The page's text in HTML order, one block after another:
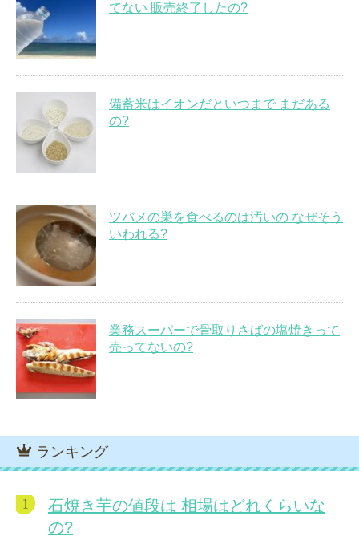
てない 販売終了したの?
備蓄米はイオンだといつまで まだある
の?
ツバメの巣を食べるのは汚いの なぜそう
いわれる?
業務スーパーで骨取りさばの塩焼きって
売ってないの?
ランキング
石焼き芋の値段は 相場はどれくらいな
の?